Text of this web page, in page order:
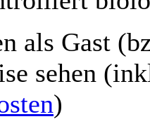
als Gast
sehen
)